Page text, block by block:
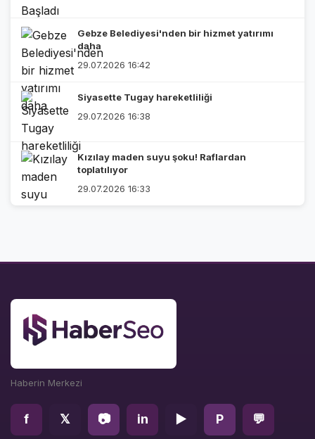
Gebze Belediyesi'nden bir hizmet yatırımı
daha
29.07.2026 16:42
Siyasette Tugay hareketliliği
29.07.2026 16:38
Kızılay maden suyu şoku! Raflardan
toplatılıyor
29.07.2026 16:33
Haberin Merkezi
f 𝕏 📷 in ▶ P 💬